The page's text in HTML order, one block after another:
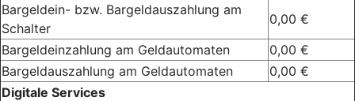
Bargeldein- bzw. Bargeldauszahlung am
Schalter
0,00 €
Bargeldeinzahlung am Geldautomaten
0,00 €
Bargeldauszahlung am Geldautomaten
0,00 €
Digitale Services